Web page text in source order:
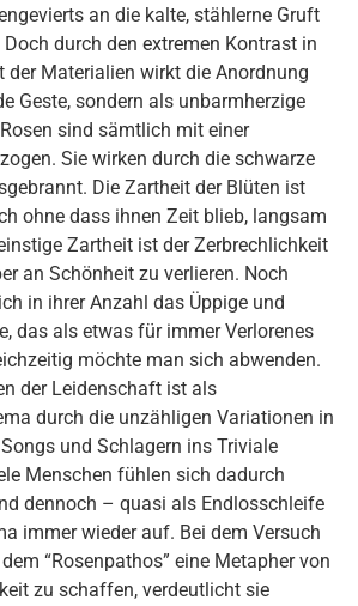
an die kalte, stählerne Gruft
durch den extremen Kontrast in
der Materialien wirkt die Anordnung
Geste, sondern als unbarmherzige
sind sämtlich mit einer
Sie wirken durch die schwarze
Die Zartheit der Blüten ist
ohne dass ihnen Zeit blieb, langsam
Zartheit ist der Zerbrechlichkeit
an Schönheit zu verlieren. Noch
in ihrer Anzahl das Üppige und
das als etwas für immer Verlorenes
möchte man sich abwenden.
der Leidenschaft ist als
durch die unzähligen Variationen in
und Schlagern ins Triviale
Menschen fühlen sich dadurch
dennoch – quasi als Endlosschleife
immer wieder auf. Bei dem Versuch
“Rosenpathos” eine Metapher von
zu schaffen, verdeutlicht sie